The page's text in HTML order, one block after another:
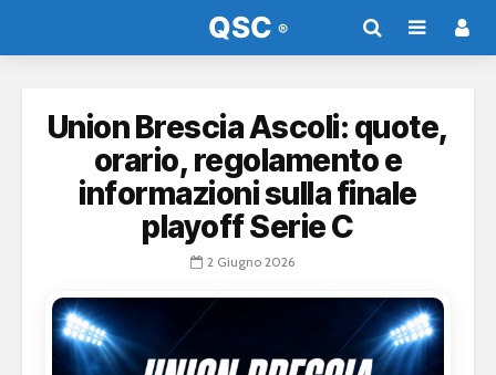
Union Brescia Ascoli: quote,
orario, regolamento e
informazioni sulla finale
playoff Serie C
2 Giugno 2026